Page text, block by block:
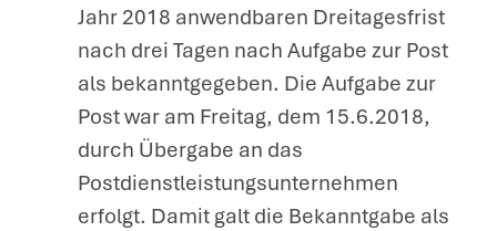
Jahr 2018 anwendbaren Dreitagesfrist
nach drei Tagen nach Aufgabe zur Post
als bekanntgegeben. Die Aufgabe zur
Post war am Freitag, dem 15.6.2018,
durch Übergabe an das
Postdienstleistungsunternehmen
erfolgt. Damit galt die Bekanntgabe als